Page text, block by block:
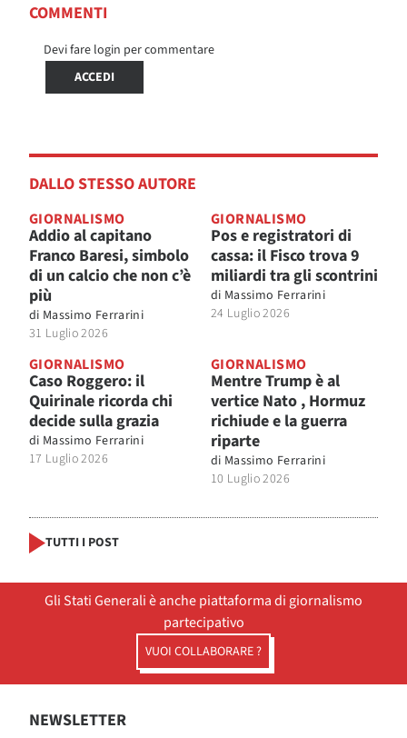
COMMENTI
Devi fare login per commentare
ACCEDI
DALLO STESSO AUTORE
GIORNALISMO
Addio al capitano
Franco Baresi, simbolo
di un calcio che non c’è
più
di Massimo Ferrarini
31 Luglio 2026
GIORNALISMO
Pos e registratori di
cassa: il Fisco trova 9
miliardi tra gli scontrini
di Massimo Ferrarini
24 Luglio 2026
GIORNALISMO
Caso Roggero: il
Quirinale ricorda chi
decide sulla grazia
di Massimo Ferrarini
17 Luglio 2026
GIORNALISMO
Mentre Trump è al
vertice Nato , Hormuz
richiude e la guerra
riparte
di Massimo Ferrarini
10 Luglio 2026
TUTTI I POST
Gli Stati Generali è anche piattaforma di giornalismo
partecipativo
VUOI COLLABORARE ?
NEWSLETTER